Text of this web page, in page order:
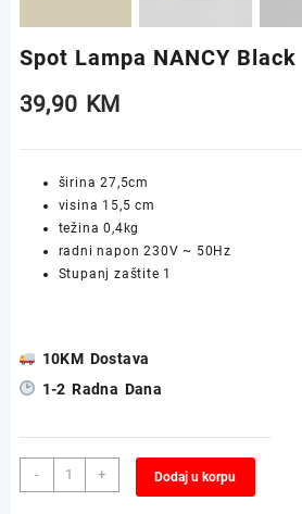
Spot Lampa NANCY
39,90 KM
širina 27,5cm
visina 15,5 cm
težina 0,4kg
radni napon 230V ~ 50Hz
Stupanj zaštite 1
10KM Dostava
1-2 Radna Dana
-
Spot
Lampa
+ Dodaj u korpu